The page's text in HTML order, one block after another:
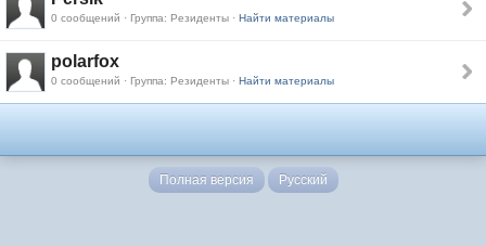
0 сообщений · Группа: Резиденты · Найти материалы
polarfox
0 сообщений · Группа: Резиденты · Найти материалы
Полная версия Русский